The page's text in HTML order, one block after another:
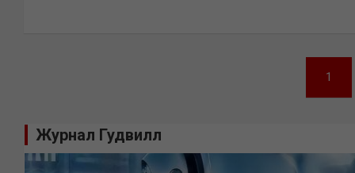
записям
1
Журнал Гудвилл